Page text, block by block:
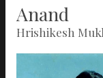
Anand
Hrishikesh